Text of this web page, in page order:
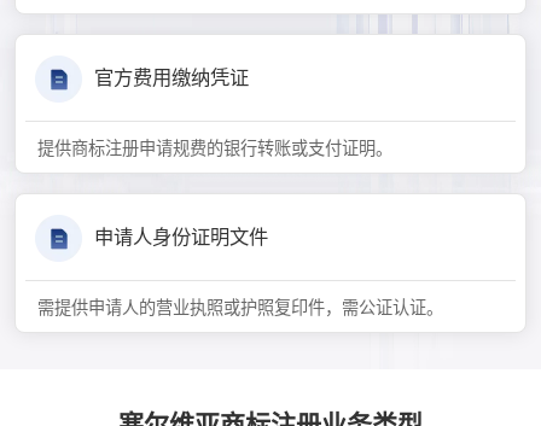
官方费用缴纳凭证
提供商标注册申请规费的银行转账或支付证明。
申请人身份证明文件
需提供申请人的营业执照或护照复印件，需公证认证。